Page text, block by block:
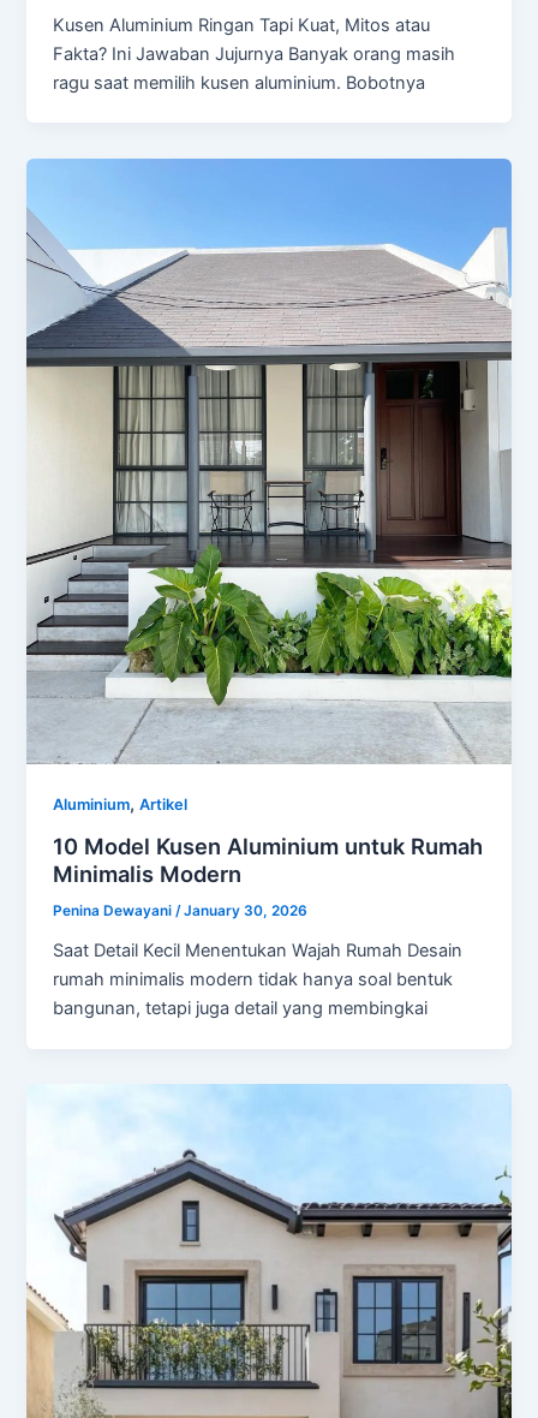
Kusen Aluminium Ringan Tapi Kuat, Mitos atau
Fakta? Ini Jawaban Jujurnya Banyak orang masih
ragu saat memilih kusen aluminium. Bobotnya
Aluminium,Artikel
10 Model Kusen Aluminium untuk Rumah
Minimalis Modern
Penina Dewayani/January 30, 2026
Saat Detail Kecil Menentukan Wajah Rumah Desain
rumah minimalis modern tidak hanya soal bentuk
bangunan, tetapi juga detail yang membingkai